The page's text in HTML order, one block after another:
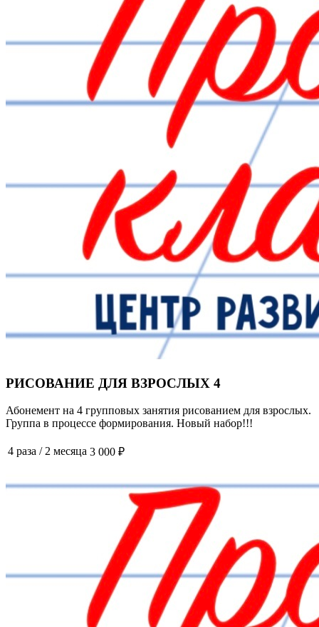
РИСОВАНИЕ ДЛЯ ВЗРОСЛЫХ 4
Абонемент на 4 групповых занятия рисованием для взрослых.
Группа в процессе формирования. Новый набор!!!
4 раза / 2 месяца 3 000 ₽